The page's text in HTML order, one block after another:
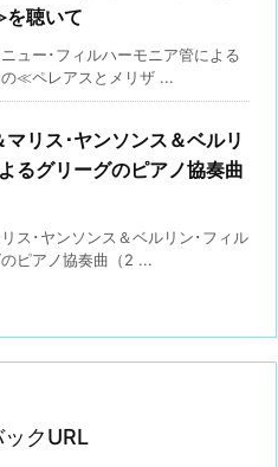
聴いて
ュー･フィルハーモニア管による
≪ペレアスとメリザ ...
マリス･ヤンソンス＆ベルリ
るグリーグのピアノ協奏曲
ス･ヤンソンス＆ベルリン･フィル
ピアノ協奏曲（2 ...
クURL